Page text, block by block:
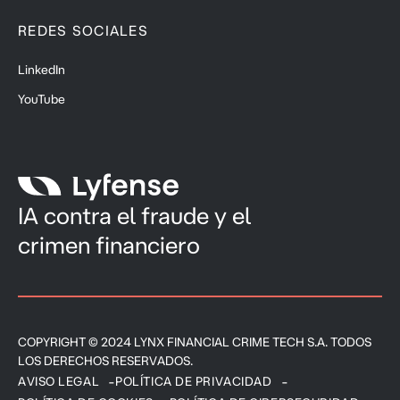
REDES SOCIALES
LinkedIn
YouTube
IA contra el fraude y el
crimen financiero
COPYRIGHT © 2024 LYNX FINANCIAL CRIME TECH S.A. TODOS
LOS DERECHOS RESERVADOS.
AVISO LEGAL
POLÍTICA DE PRIVACIDAD